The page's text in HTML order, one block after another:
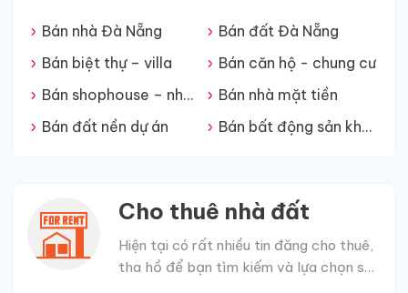
Bán nhà Đà Nẵng
Bán đất Đà Nẵng
Bán biệt thự – villa
Bán căn hộ - chung cư
Bán shophouse – nhà phố
Bán nhà mặt tiền
Bán đất nền dự án
Bán bất động sản khác
Cho thuê nhà đất
Hiện tại có rất nhiều tin đăng cho thuê,
tha hồ để bạn tìm kiếm và lựa chọn sản